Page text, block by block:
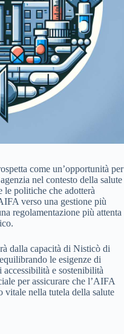
come un’opportunità per
nel contesto della salute
le politiche che adotterà
verso una gestione più
regolamentazione più attenta
dalla capacità di Nisticò di
le esigenze di
e sostenibilità
per assicurare che l’AIFA
vitale nella tutela della salute